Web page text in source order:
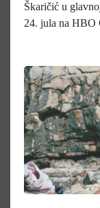
Škaričić u
24. jula na HBO